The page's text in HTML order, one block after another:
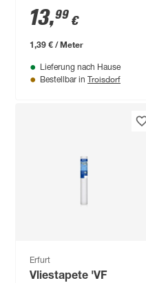
x 10,05 m
13,99 €
1,39 € / Meter
Lieferung nach Hause
Bestellbar in Troisdorf
Erfurt
Vliestapete 'VF